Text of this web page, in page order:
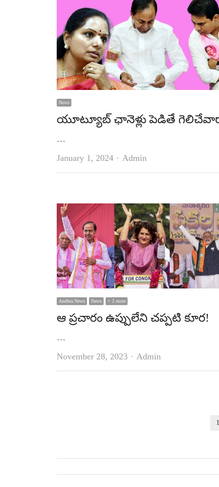
News
యూట్యూబ్‌ ఛానెళ్లు పెడితే
…
January 1, 2024
Author
Admin
Andhra News News + 2 more
ఆ ప్ర‌చారం ఉప్పులేని చ‌ప్ప‌టి కూర‌!
…
November 28, 2023
Author
Admin
1